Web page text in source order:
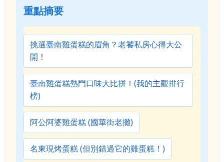
重點摘要
挑選臺南雞蛋糕的眉角？老饕私房心得大公
開！
臺南雞蛋糕熱門口味大比拼！(我的主觀排行
榜)
阿公阿婆雞蛋糕 (國華街老攤)
名東現烤蛋糕 (但別錯過它的雞蛋糕！)